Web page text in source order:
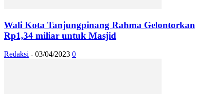
Wali Kota Tanjungpinang Rahma Gelontorkan
Rp1,34 miliar untuk Masjid
Redaksi - 03/04/2023 0